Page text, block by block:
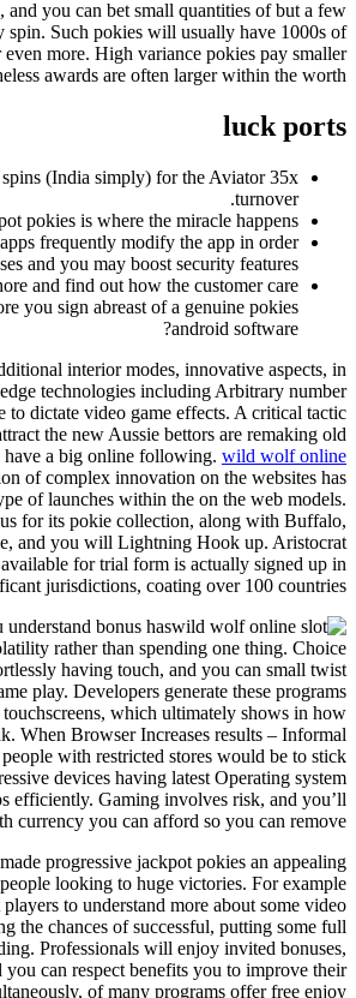
and you can bet small quantities of but a few
spin. Such pokies will usually have 1000s of
more. High variance pokies pay smaller
awards are often larger within the worth.
luck ports
(India simply) for the Aviator 35x
turnover.
pokies is where the miracle happens.
frequently modify the app in order
and you may boost security features.
and find out how the customer care
you sign abreast of a genuine pokies
android software?
interior modes, innovative aspects, in
technologies including Arbitrary number
to dictate video game effects. A critical tactic
the new Aussie bettors are remaking old
a big online following. wild wolf online
of complex innovation on the websites has
of launches within the on the web models.
for its pokie collection, along with Buffalo,
and you will Lightning Hook up. Aristocrat
for trial form is actually signed up in
jurisdictions, coating over 100 countries.
bonus has
rather than spending one thing. Choice
having touch, and you can small twist
play. Developers generate these programs
which ultimately shows in how
When Browser Increases results – Informal
with restricted stores would be to stick
devices having latest Operating system
efficiently. Gaming involves risk, and you’ll
currency you can afford so you can remove.
progressive jackpot pokies an appealing
looking to huge victories. For example
to understand more about some video
the chances of successful, putting some full
Professionals will enjoy invited bonuses,
you can respect benefits you to improve their
of many programs offer free enjoy